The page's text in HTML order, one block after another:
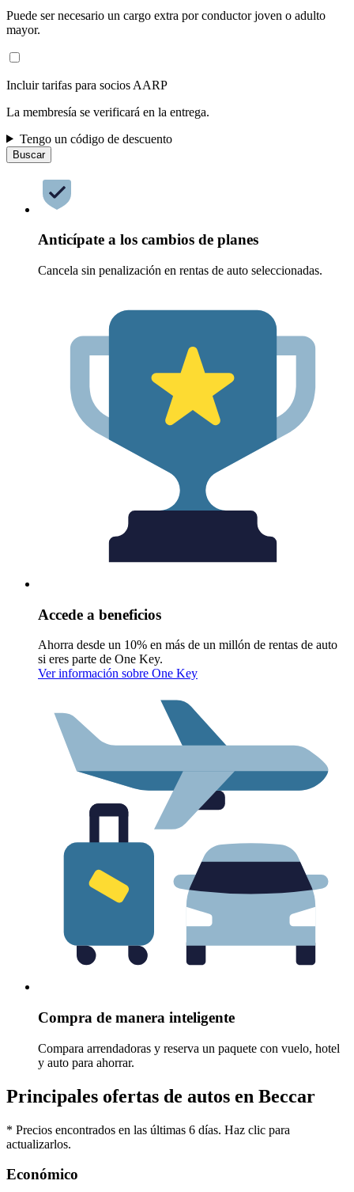
Puede ser necesario un cargo extra por conductor joven o adulto
mayor.
Incluir tarifas para socios AARP
La membresía se verificará en la entrega.
Tengo un código de descuento
Buscar
Anticípate a los cambios de planes
Cancela sin penalización en rentas de auto seleccionadas.
Accede a beneficios
Ahorra desde un 10% en más de un millón de rentas de auto
si eres parte de One Key.
Ver información sobre One Key
Compra de manera inteligente
Compara arrendadoras y reserva un paquete con vuelo, hotel
y auto para ahorrar.
Principales ofertas de autos en Beccar
* Precios encontrados en las últimas 6 días. Haz clic para
actualizarlos.
Económico